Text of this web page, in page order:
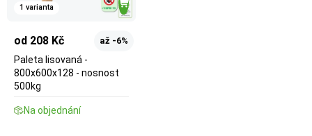
1 varianta
od 208 Kč až -6%
Paleta lisovaná -
800x600x128 - nosnost
500kg
Na objednání